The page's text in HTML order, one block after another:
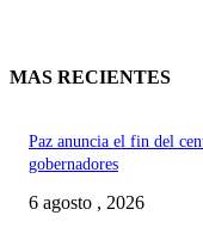
MAS RECIENTES
Paz anuncia el fin del
gobernadores
6 agosto , 2026